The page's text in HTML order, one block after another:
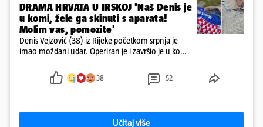
DRAMA HRVATA U IRSKOJ 'Naš Denis je
u komi, žele ga skinuti s aparata!
Molim vas, pomozite'
Denis Vejzović (38) iz Rijeke početkom srpnja je
imao moždani udar. Operiran je i završio je u komi.
tamošnji liječnici ne vjeruju u oporavak: 'Imamo
38 52
Učitaj više